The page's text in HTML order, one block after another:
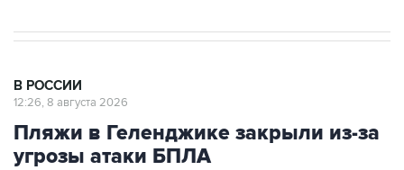
В РОССИИ
12:26, 8 августа 2026
Пляжи в Геленджике закрыли из-за
угрозы атаки БПЛА